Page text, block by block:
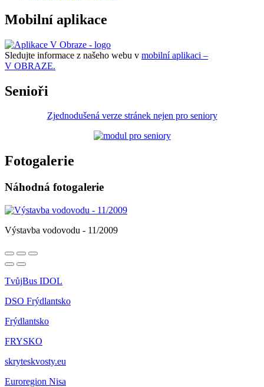
Mobilní aplikace
Sledujte informace z našeho webu v mobilní aplikaci –
V OBRAZE.
Senioři
Zjednodušená verze stránek nejen pro seniory
Fotogalerie
Náhodná fotogalerie
Výstavba vodovodu - 11/2009
TvůjBus IDOL
DSO Frýdlantsko
Frýdlantsko
FRYSKO
skryteskvosty.eu
Euroregion Nisa